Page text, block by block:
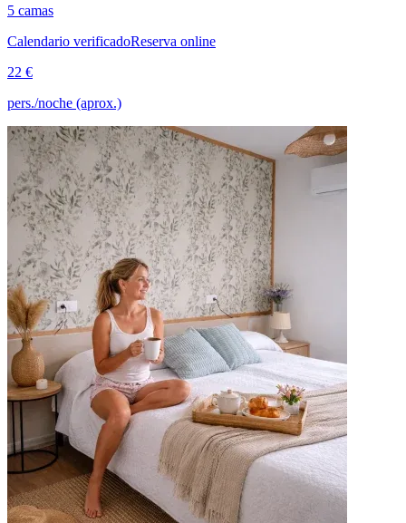
5 camas
Calendario verificadoReserva online
22 €
pers./noche (aprox.)